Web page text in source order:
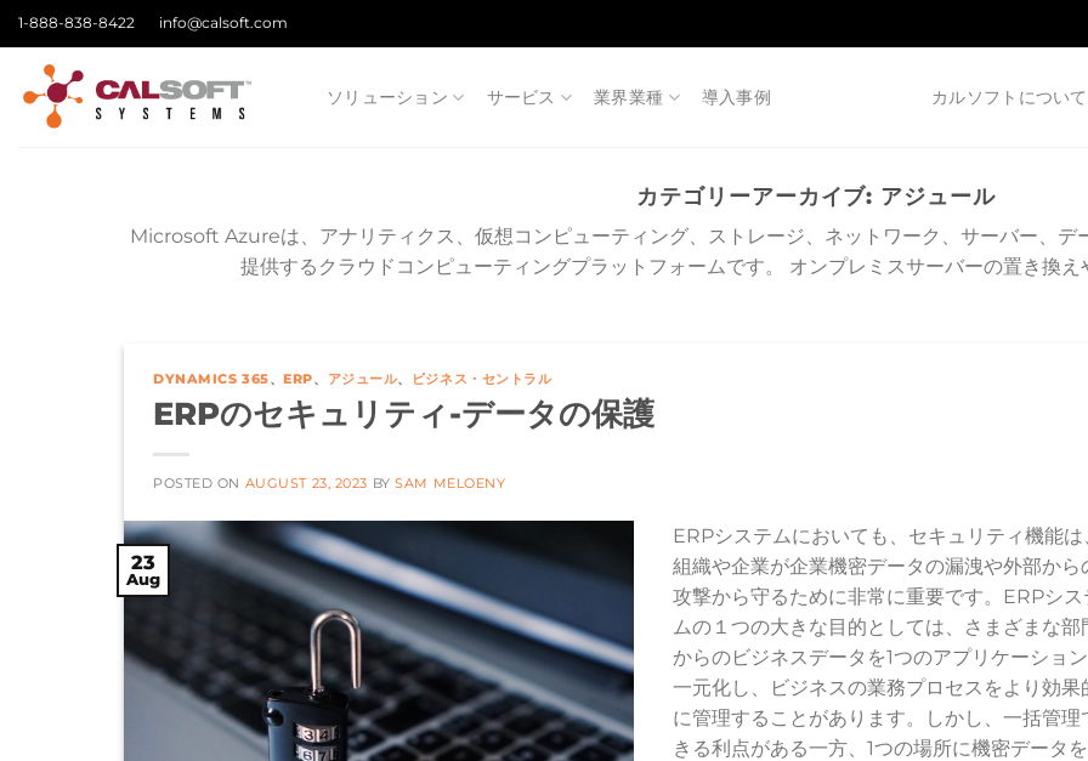
Skip
to
content
1-888-838-8422 info@calsoft.com
ソリューション サービス 業界業種 導入事例 カルソフトについて
カテゴリーアーカイブ: アジュール
Microsoft Azureは、アナリティクス、仮想コンピューティング、ストレージ、ネットワーク、サーバー、
提供するクラウドコンピューティングプラットフォームです。 オンプレミスサーバーの置き換え
DYNAMICS 365、ERP、 アジュール、 ビジネス・セントラル
ERPのセキュリティ-データの保護
POSTED ON AUGUST 23, 2023 BYSAM MELOENY
23
Aug
ERPシステムにおいても、セキュリティ機能は
組織や企業が企業機密データの漏洩や外部から
攻撃から守るために非常に重要です。ERPシス
ムの１つの大きな目的としては、さまざまな部
からのビジネスデータを1つのアプリケーショ
一元化し、ビジネスの業務プロセスをより効果
に管理することがあります。しかし、一括管理
きる利点がある一方、1つの場所に機密データ